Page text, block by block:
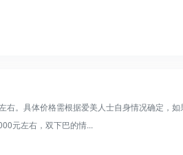
。具体价格需根据爱美人士自身情况确定，如
元左右，双下巴的情...